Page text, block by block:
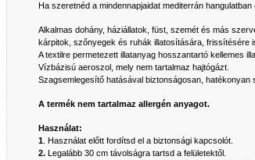
Ha szeretnéd a mindennapjaidat mediterrán
Alkalmas dohány, háziállatok, füst, szemét és más
kárpitok, szőnyegek és ruhák illatosítására, frissítésére
A textilre permetezett illatanyag hosszantartó kellemes
Vízbázisú aeroszol, mely nem tartalmaz hajtógázt.
Szagsemlegesítő hatásával biztonságosan,
A termék nem tartalmaz allergén anyagot.
Használat:
1 . Használat előtt fordítsd el a biztonsági kapcsolót.
2. Legalább 30 cm távolságra tartsd a felületektől.